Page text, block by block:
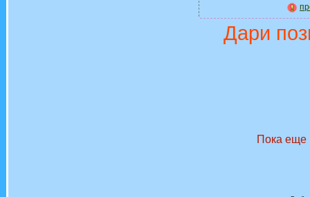
Дари
Пока еще